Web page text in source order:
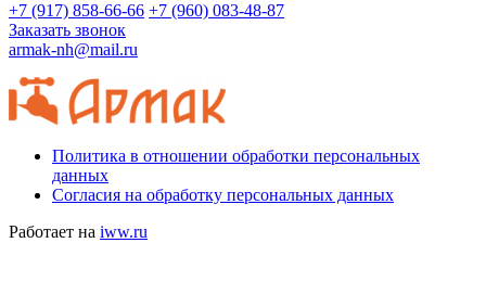
+7 (917) 858-66-66 +7 (960) 083-48-87
Заказать звонок
armak-nh@mail.ru
Политика в отношении обработки персональных
данных
Согласия на обработку персональных данных
Работает на iww.ru